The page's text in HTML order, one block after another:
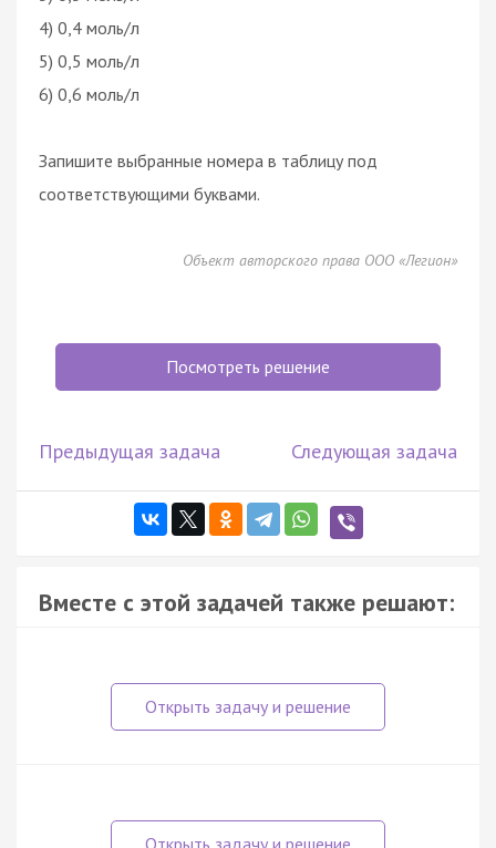
4) 0,4 моль/л
5) 0,5 моль/л
6) 0,6 моль/л
Запишите выбранные номера в таблицу под
соответствующими буквами.
Объект авторского права ООО «Легион»
Посмотреть решение
Предыдущая задача Следующая задача
Вместе с этой задачей также решают: